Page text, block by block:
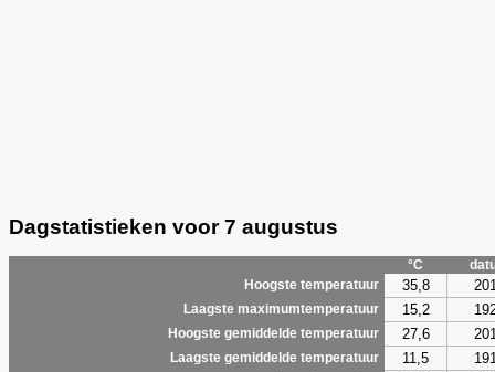
Dagstatistieken voor 7 augustus
°C
Hoogste temperatuur
35,8
Laagste maximumtemperatuur 15,2
Hoogste gemiddelde temperatuur 27,6
Laagste gemiddelde temperatuur 11,5